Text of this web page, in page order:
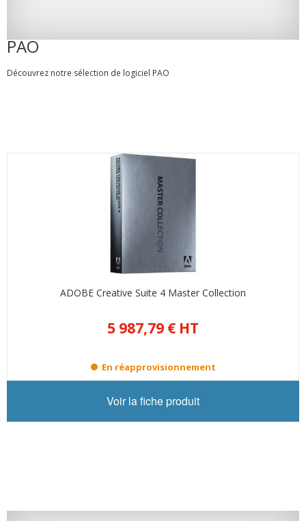
PAO
Découvrez notre sélection de logiciel PAO
ADOBE Creative Suite 4 Master Collection
HT
5 987,79 €
En réapprovisionnement
Voir la fiche produit